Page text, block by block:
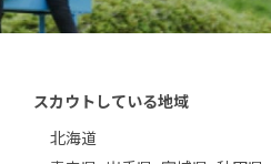
スカウトしている地域
北海道